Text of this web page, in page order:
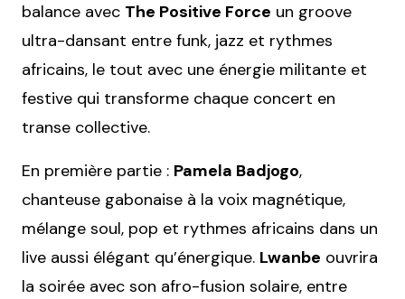
balance avec The Positive Force un groove
ultra-dansant entre funk, jazz et rythmes
africains, le tout avec une énergie militante et
festive qui transforme chaque concert en
transe collective.
En première partie : Pamela Badjogo,
chanteuse gabonaise à la voix magnétique,
mélange soul, pop et rythmes africains dans un
live aussi élégant qu’énergique. Lwanbe ouvrira
la soirée avec son afro-fusion solaire, entre